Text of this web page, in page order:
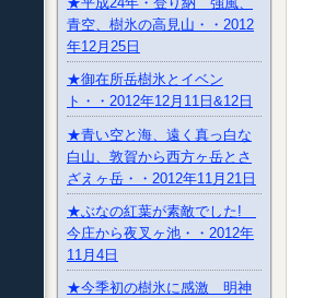
青空、樹氷の高見山・・2012
年12月25日
★御在所岳樹氷とイベン
ト・・2012年12月11日&12日
★青い空と海、遠く真っ白な
白山、敦賀から西方ヶ岳とさ
ざえヶ岳・・2012年11月21日
★ぶなの紅葉が素敵でした!
今庄から夜叉ヶ池・・2012年
11月4日
★今季初の樹氷に感激 明神